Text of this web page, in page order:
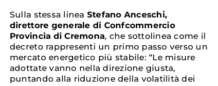
Sulla stessa linea Stefano Anceschi,
direttore generale di Confcommercio
Provincia di Cremona, che sottolinea come il
decreto rappresenti un primo passo verso un
mercato energetico più stabile: “Le misure
adottate vanno nella direzione giusta,
puntando alla riduzione della volatilità dei